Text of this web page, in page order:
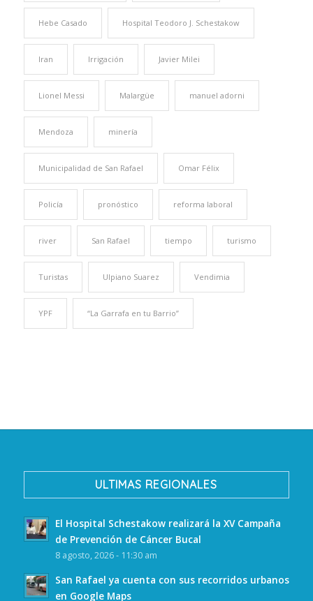
Hebe Casado Hospital Teodoro J. Schestakow
Iran Irrigación Javier Milei
Lionel Messi Malargüe manuel adorni
Mendoza minería
Municipalidad de San Rafael Omar Félix
Policía pronóstico reforma laboral
river San Rafael tiempo turismo
Turistas Ulpiano Suarez Vendimia
YPF “La Garrafa en tu Barrio”
ULTIMAS REGIONALES
El Hospital Schestakow realizará la XV Campaña
de Prevención de Cáncer Bucal
8 agosto, 2026 - 11:30 am
San Rafael ya cuenta con sus recorridos urbanos
en Google Maps